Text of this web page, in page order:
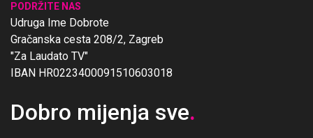
PODRŽITE NAS
Udruga Ime Dobrote
Gračanska cesta 208/2, Zagreb
"Za Laudato TV"
IBAN HR0223400091510603018
Dobro mijenja sve.